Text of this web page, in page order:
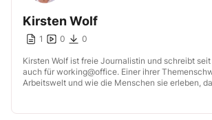
Kirsten Wolf
1 0 0
Kirsten Wolf ist freie Journalistin und schreibt
auch für working@office. Einer ihrer
Arbeitswelt und wie die Menschen sie erleben,